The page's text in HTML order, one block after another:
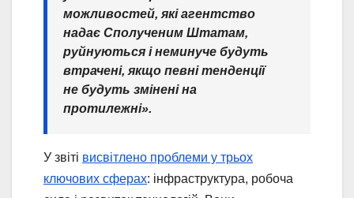
можливостей, які агентство
надає Сполученим Штатам,
руйнуються і неминуче будуть
втрачені, якщо певні тенденції
не будуть змінені на
протилежні».
У звіті висвітлено проблеми у трьох
ключових сферах: інфраструктура, робоча